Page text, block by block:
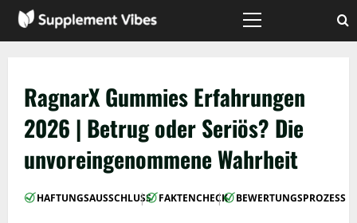
Zum
Inhalt
Hauptmenü
RagnarX Gummies Erfahrungen
2026 | Betrug oder Seriös? Die
unvoreingenommene Wahrheit
HAFTUNGSAUSSCHLUSS
| FAKTENCHECK
| BEWERTUNGSPROZESS